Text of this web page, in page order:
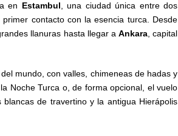
en Estambul , una ciudad única entre dos
contacto con la esencia turca. Desde
llanuras hasta llegar a Ankara, capital
mundo, con valles, chimeneas de hadas y
Noche Turca o, de forma opcional, el vuelo
de travertino y la antigua Hierápolis